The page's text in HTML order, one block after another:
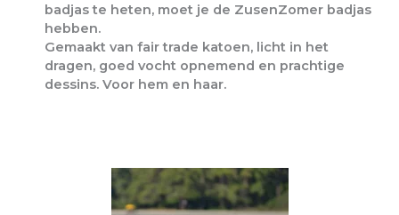
badjas te heten, moet je de ZusenZomer badjas
hebben.
Gemaakt van fair trade katoen, licht in het
dragen, goed vocht opnemend en prachtige
dessins. Voor hem en haar.